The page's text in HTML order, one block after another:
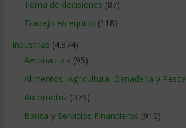
Toma de decisiones (87)
Trabajo en equipo (118)
Industrias (4.874)
Aeronautica (95)
Alimentos, Agricultura, Ganaderia y Pesca
Automotriz(379)
Banca y Servicios Financieros (910)